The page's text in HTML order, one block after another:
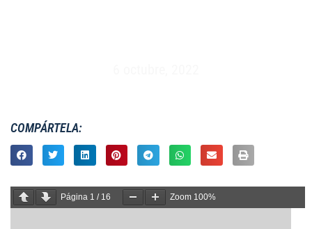
COMPÁRTELA:
Página 1 / 16 Zoom 100%